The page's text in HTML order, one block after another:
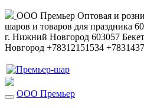
ООО Премьер Оптовая и
шаров и товаров для праздника
г. Нижний Новгород 603057
Новгород +78312151534
ООО Премьер